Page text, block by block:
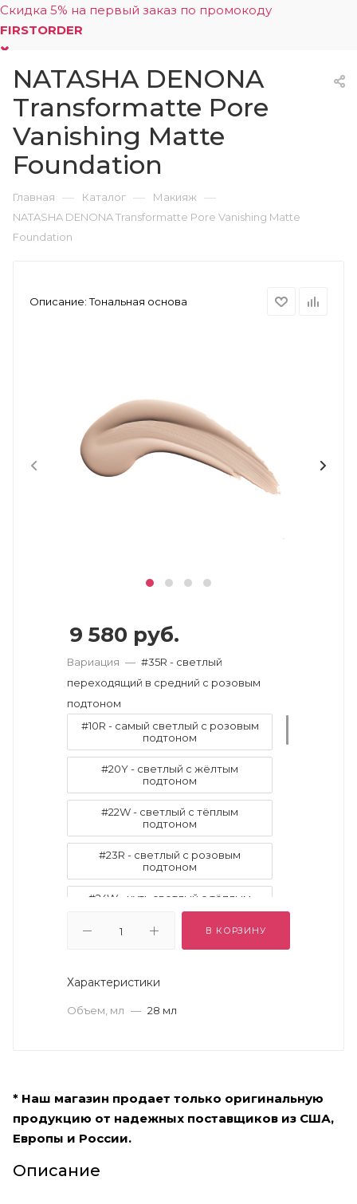
Скидка 5% на первый заказ по промокоду
FIRSTORDER
0
NATASHA DENONA
Transformatte Pore
Vanishing Matte
Foundation
Главная — Каталог — Макияж —
NATASHA DENONA Transformatte Pore Vanishing Matte
Foundation
Описание:Тональная основа
9 580 руб.
Вариация — #35R - светлый
переходящий в средний с розовым
подтоном
#10R - самый светлый с розовым
подтоном
#20Y - светлый с жёлтым
подтоном
#22W - светлый с тёплым
подтоном
#23R - светлый с розовым
подтоном
#24W - чуть светлый с тёплым
подтоном
жёлтым подтоном
#26Y - чуть светлый с жёлтым
переходящий в средний с тёплым
#35R - светлый переходящий в
средний с розовым подтоном
В КОРЗИНУ
Характеристики
Объем, мл — 28 мл
* Наш магазин продает только оригинальную
продукцию от надежных поставщиков из США,
Европы и России.
Описание